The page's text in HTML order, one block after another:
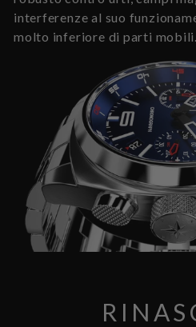
interferenze al suo
molto inferiore di parti mobili.